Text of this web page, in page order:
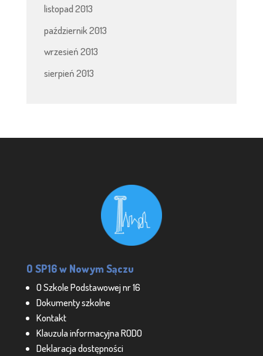
listopad 2013
październik 2013
wrzesień 2013
sierpień 2013
O SP16 w Nowym Sączu
O Szkole Podstawowej nr 16
Dokumenty szkolne
Kontakt
Klauzula informacyjna RODO
Deklaracja dostępności